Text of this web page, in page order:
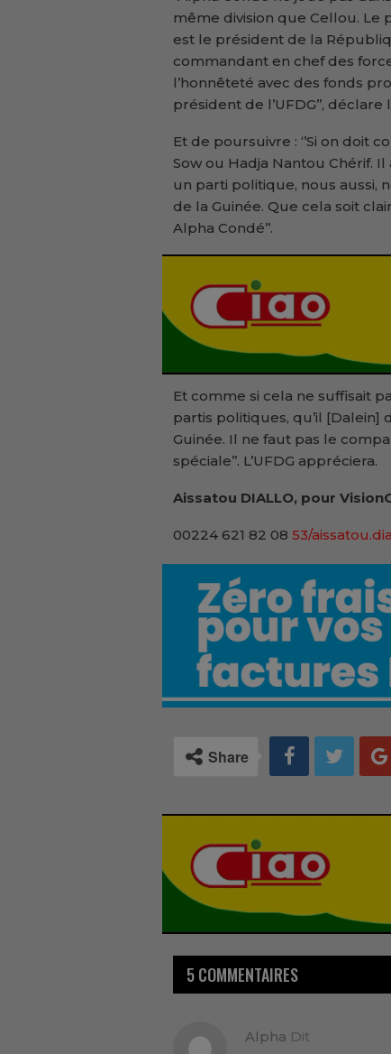
même division que Cellou. Le
est le président de la
commandant en chef des
l’honnêteté avec des fonds
président de l’UFDG’’,
Et de poursuivre : ‘’Si on doit
Sow ou Hadja Nantou Chérif.
un parti politique, nous aussi,
de la Guinée. Que cela soit
Alpha Condé’’.
Et comme si cela ne suffisait
partis politiques, qu’il
Guinée. Il ne faut pas le
spéciale’’. L’UFDG appréciera.
Aissatou DIALLO, pour
00224 621 82 08 53/
Share
5 COMMENTAIRES
Alpha Dit